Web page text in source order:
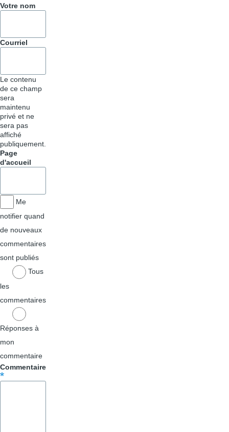
Votre nom
Courriel
Le contenu
de ce champ
sera
maintenu
privé et ne
sera pas
affiché
publiquement.
Page
d'accueil
Me
notifier quand
de nouveaux
commentaires
sont publiés
Tous
les
commentaires
Réponses à
mon
commentaire
Commentaire